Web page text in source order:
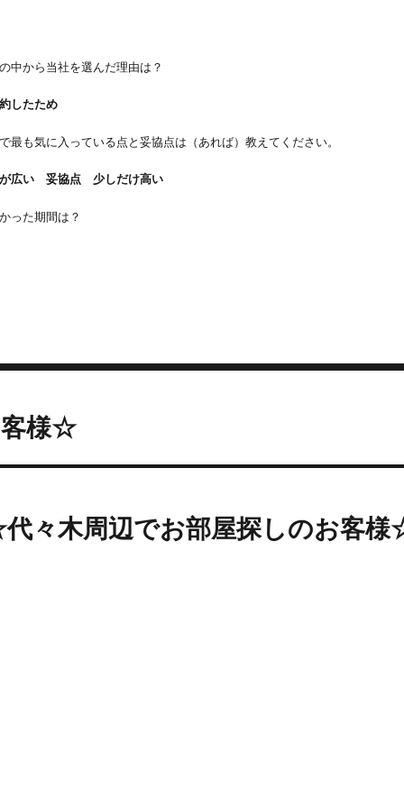
中から当社を選んだ理由は？
したため
最も気に入っている点と妥協点は（あれば）教えてください。
広い 妥協点 少しだけ高い
った期間は？
客様☆
々木周辺でお部屋探しのお客